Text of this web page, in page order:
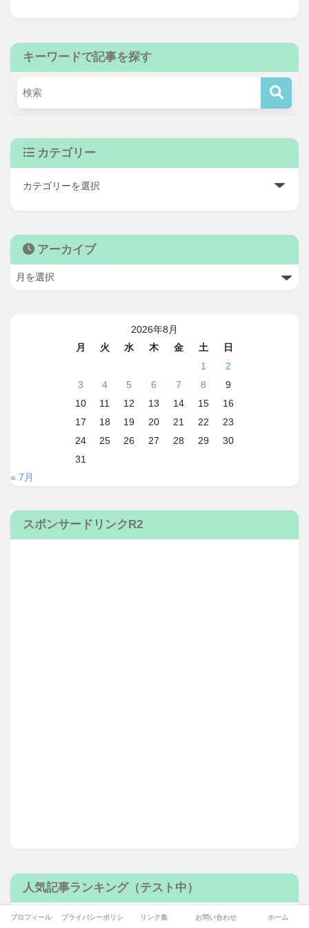
キーワードで記事を探す
カテゴリー
アーカイブ
2026年8月
月
火 水 木 金 土
日
1
2
3
4 5 6 7 8
9
10
11 12 13 14 15
16
17
18 19 20 21 22
23
24
25 26 27 28 29
30
31
« 7月
スポンサードリンクR2
人気記事ランキング（テスト中）
プロフィール プライバシーポリシー リンク集 お問い合わせ ホーム